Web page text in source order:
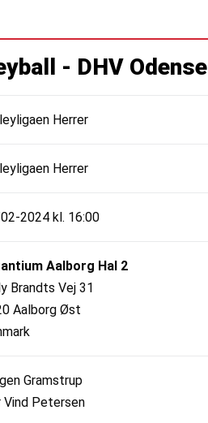
- DHV Odense
Herrer
Herrer
2024 kl. 16:00
Aalborg Hal 2
Brandts Vej 31
Aalborg Øst
Gramstrup
Vind Petersen